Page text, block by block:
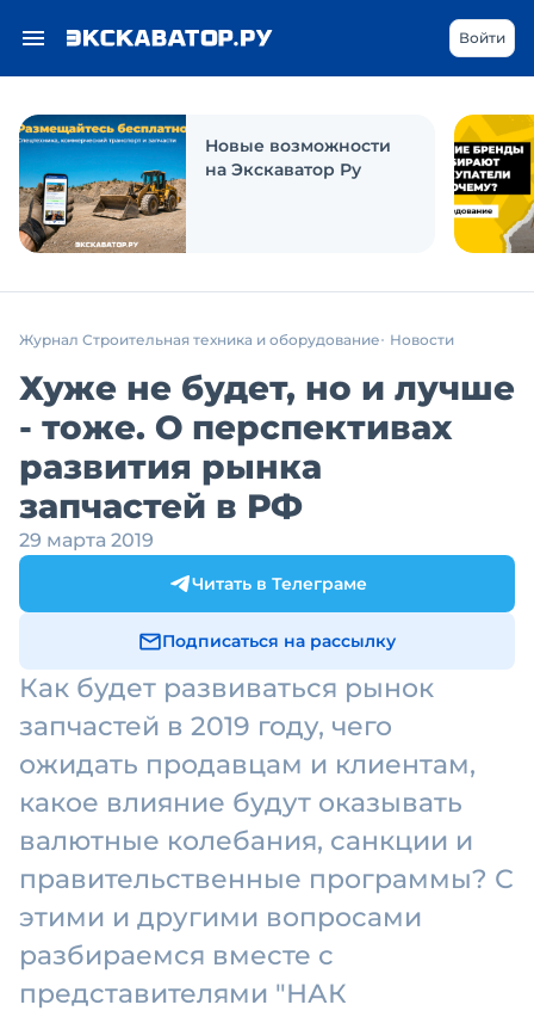
Войти
Новые возможности
на Экскаватор Ру
Журнал Строительная техника и оборудование Новости
Хуже не будет, но и лучше
- тоже. О перспективах
развития рынка
запчастей в РФ
29 марта 2019
Читать в Телеграме
Подписаться на рассылку
Как будет развиваться рынок
запчастей в 2019 году, чего
ожидать продавцам и клиентам,
какое влияние будут оказывать
валютные колебания, санкции и
правительственные программы? С
этими и другими вопросами
разбираемся вместе с
представителями "НАК